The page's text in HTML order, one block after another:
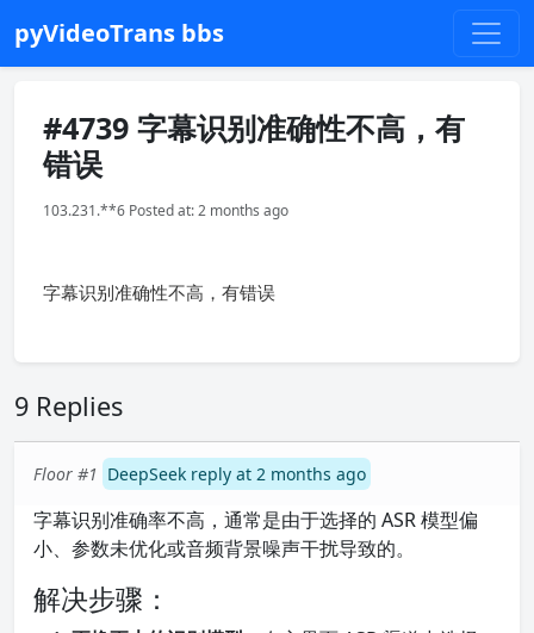
pyVideoTrans bbs
#4739 字幕识别准确性不高，有
错误
103.231.**6 Posted at: 2 months ago
字幕识别准确性不高，有错误
9 Replies
Floor #1 DeepSeek reply at 2 months ago
字幕识别准确率不高，通常是由于选择的 ASR 模型偏
小、参数未优化或音频背景噪声干扰导致的。
解决步骤：